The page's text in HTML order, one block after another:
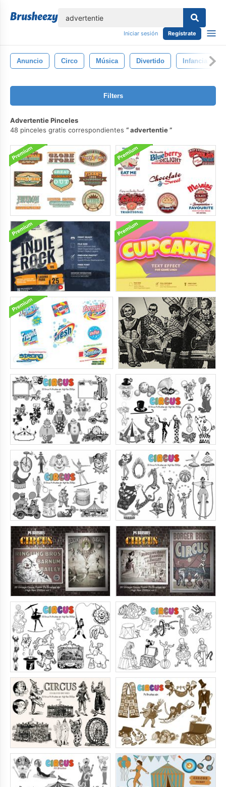
Iniciar sesión Regístrate
Anuncio Circo Música Divertido Infancia
Filters
Advertentie Pinceles
48 pinceles gratis correspondientes
advertentie